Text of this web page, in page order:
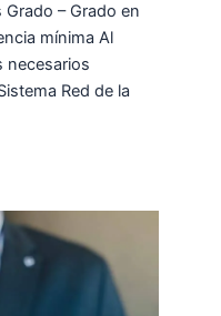
– Grado en
mínima Al
necesarios
Red de la